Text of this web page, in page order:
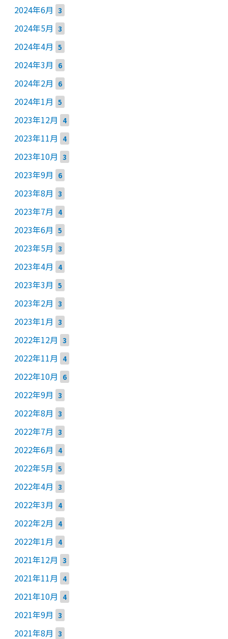
2024年6月 3
2024年5月 3
2024年4月 5
2024年3月 6
2024年2月 6
2024年1月 5
2023年12月 4
2023年11月 4
2023年10月 3
2023年9月 6
2023年8月 3
2023年7月 4
2023年6月 5
2023年5月 3
2023年4月 4
2023年3月 5
2023年2月 3
2023年1月 3
2022年12月 3
2022年11月 4
2022年10月 6
2022年9月 3
2022年8月 3
2022年7月 3
2022年6月 4
2022年5月 5
2022年4月 3
2022年3月 4
2022年2月 4
2022年1月 4
2021年12月 3
2021年11月 4
2021年10月 4
2021年9月 3
2021年8月 3